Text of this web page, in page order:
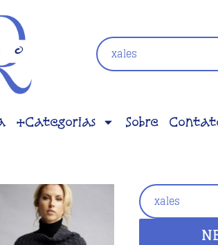
+Categorias Sobre